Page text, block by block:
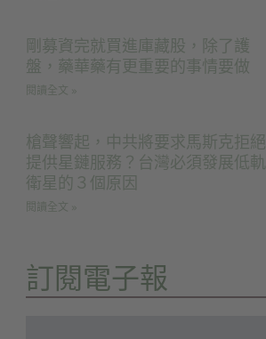
剛募資完就買進庫藏股，除了護
盤，藥華藥有更重要的事情要做
閱讀全文 »
槍聲響起，中共將要求馬斯克拒絕
提供星鏈服務？台灣必須發展低軌
衛星的３個原因
閱讀全文 »
訂閱電子報